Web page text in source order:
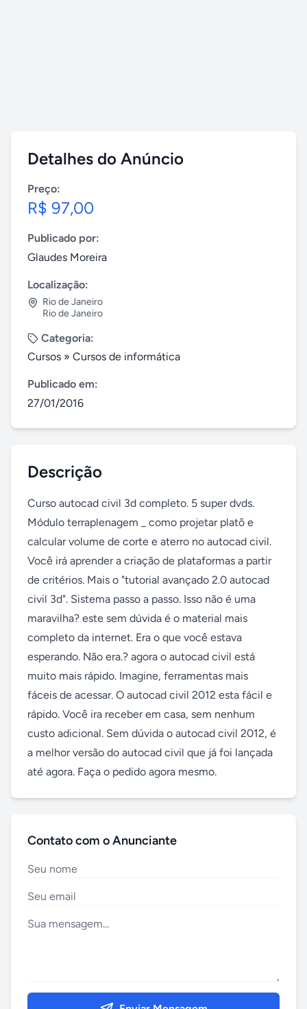
Detalhes do Anúncio
Preço:
R$ 97,00
Publicado por:
Glaudes Moreira
Localização:
Rio de Janeiro
Rio de Janeiro
Categoria:
Cursos » Cursos de informática
Publicado em:
27/01/2016
Descrição
Curso autocad civil 3d completo. 5 super dvds.
Módulo terraplenagem _ como projetar platô e
calcular volume de corte e aterro no autocad civil.
Você irá aprender a criação de plataformas a partir
de critérios. Mais o "tutorial avançado 2.0 autocad
civil 3d". Sistema passo a passo. Isso não é uma
maravilha? este sem dúvida é o material mais
completo da internet. Era o que você estava
esperando. Não era.? agora o autocad civil está
muito mais rápido. Imagine, ferramentas mais
fáceis de acessar. O autocad civil 2012 esta fácil e
rápido. Você ira receber em casa, sem nenhum
custo adicional. Sem dúvida o autocad civil 2012, é
a melhor versão do autocad civil que já foi lançada
até agora. Faça o pedido agora mesmo.
Contato com o Anunciante